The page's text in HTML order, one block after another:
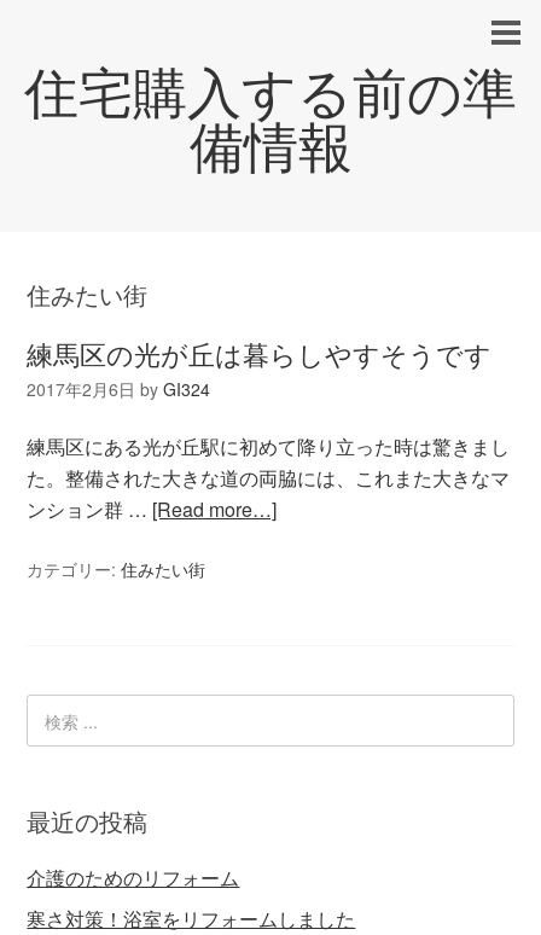
住宅購入する前の準
備情報
住みたい街
練馬区の光が丘は暮らしやすそうです
2017年2月6日 byGI324
練馬区にある光が丘駅に初めて降り立った時は驚きまし
た。整備された大きな道の両脇には、これまた大きなマ
ンション群 … [Read more…]
カテゴリー:住みたい街
最近の投稿
介護のためのリフォーム
寒さ対策！浴室をリフォームしました